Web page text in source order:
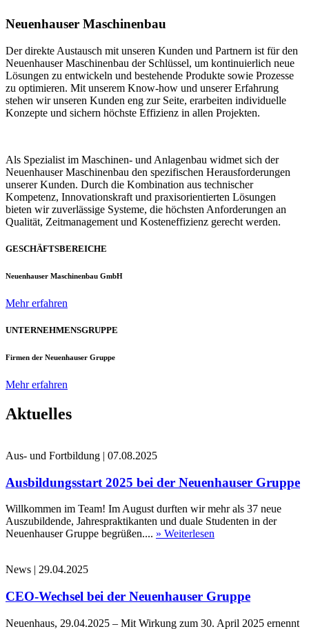
Neuenhauser Maschinenbau
Der direkte Austausch mit unseren Kunden und Partnern ist für den
Neuenhauser Maschinenbau der Schlüssel, um kontinuierlich neue
Lösungen zu entwickeln und bestehende Produkte sowie Prozesse
zu optimieren. Mit unserem Know-how und unserer Erfahrung
stehen wir unseren Kunden eng zur Seite, erarbeiten individuelle
Konzepte und sichern höchste Effizienz in allen Projekten.
Als Spezialist im Maschinen- und Anlagenbau widmet sich der
Neuenhauser Maschinenbau den spezifischen Herausforderungen
unserer Kunden. Durch die Kombination aus technischer
Kompetenz, Innovationskraft und praxisorientierten Lösungen
bieten wir zuverlässige Systeme, die höchsten Anforderungen an
Qualität, Zeitmanagement und Kosteneffizienz gerecht werden.
GESCHÄFTSBEREICHE
Neuenhauser Maschinenbau GmbH
Mehr erfahren
UNTERNEHMENSGRUPPE
Firmen der Neuenhauser Gruppe
Mehr erfahren
Aktuelles
Aus- und Fortbildung | 07.08.2025
Ausbildungsstart 2025 bei der Neuenhauser Gruppe
Willkommen im Team! Im August durften wir mehr als 37 neue
Auszubildende, Jahrespraktikanten und duale Studenten in der
Neuenhauser Gruppe begrüßen.... » Weiterlesen
News | 29.04.2025
CEO-Wechsel bei der Neuenhauser Gruppe
Neuenhaus, 29.04.2025 – Mit Wirkung zum 30. April 2025 ernennt